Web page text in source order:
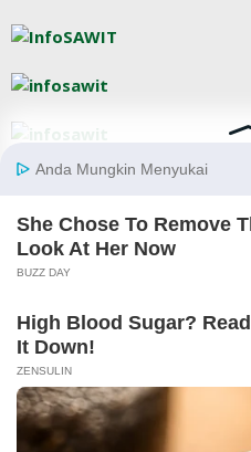
Berita Sawit Terkini
Harga CPO KPBN Inacom
Kamis (6/8), Perdagan…
7 Agustus 2026 | 05:43 WIB